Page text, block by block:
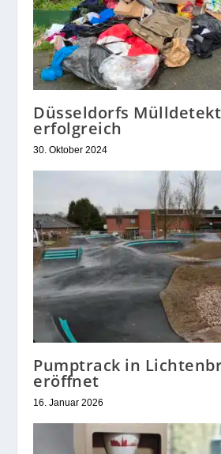
Düsseldorfs
erfolgreich
30. Oktober 2024
Pumptrack in
eröffnet
16. Januar 2026